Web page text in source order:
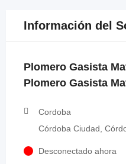
Información del
Plomero Gasista
Plomero Gasista
Cordoba
Córdoba Ciudad,
Desconectado ahora